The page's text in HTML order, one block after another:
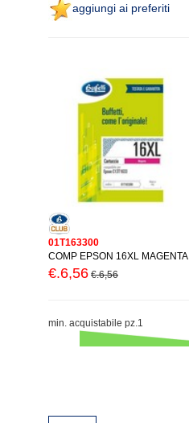
aggiungi ai preferiti
01T163300
COMP EPSON 16XL MAGENTA
€.6,56 €.6,56
min. acquistabile pz.1